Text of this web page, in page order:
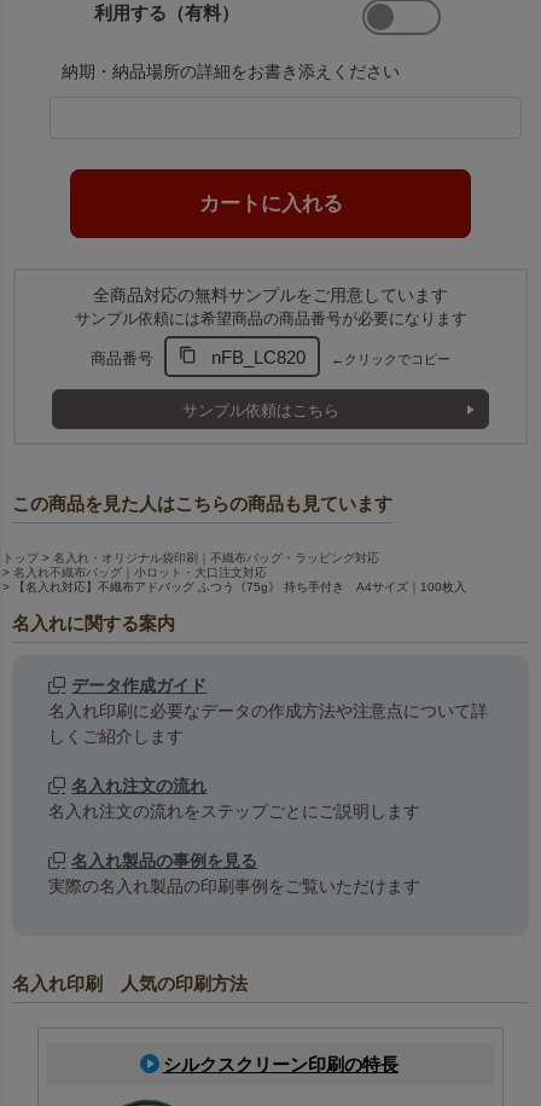
利用する（有料）
納期・納品場所の詳細をお書き添えください
全商品対応の無料サンプルをご用意しています
サンプル依頼には希望商品の商品番号が必要になります
商品番号 nFB_LC820 ←クリックでコピー
サンプル依頼はこちら
この商品を見た人はこちらの商品も見ています
トップ
名入れ・オリジナル袋印刷｜不織布バッグ・ラッピング対応
名入れ不織布バッグ｜小ロット・大口注文対応
【名入れ対応】不織布アドバッグ ふつう《75g》 持ち手付き A4サイズ｜100枚入
名入れに関する案内
データ作成ガイド
名入れ印刷に必要なデータの作成方法や注意点について詳
しくご紹介します
名入れ注文の流れ
名入れ注文の流れをステップごとにご説明します
名入れ製品の事例を見る
実際の名入れ製品の印刷事例をご覧いただけます
名入れ印刷 人気の印刷方法
シルクスクリーン印刷の特長